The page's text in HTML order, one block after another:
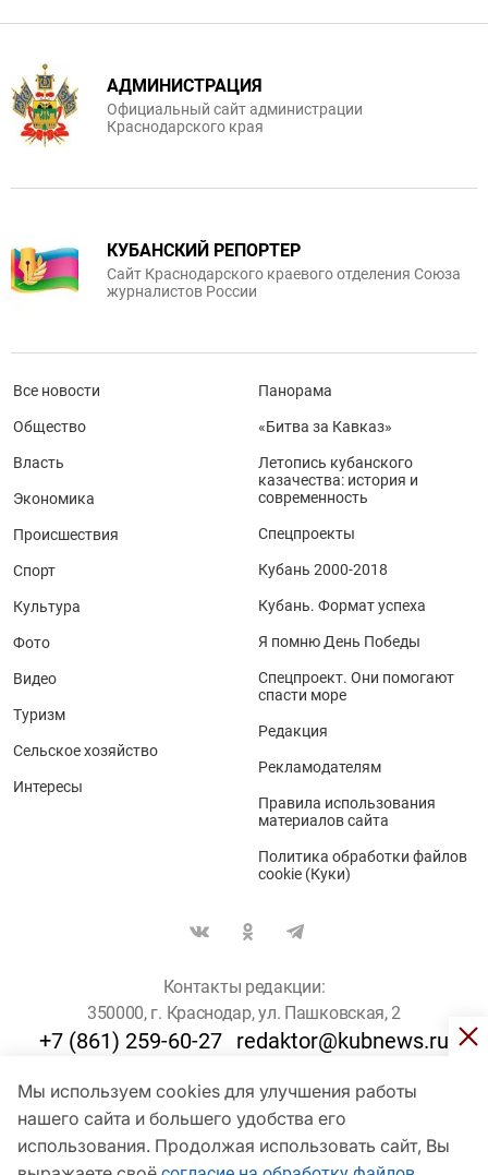
Мы используем cookies для улучшения работы
нашего сайта и большего удобства его
использования. Продолжая использовать сайт, Вы
АДМИНИСТРАЦИЯ
Официальный сайт администрации
Краснодарского края
КУБАНСКИЙ РЕПОРТЕР
Сайт Краснодарского краевого отделения Союза
журналистов России
Все новости
Общество
Власть
Экономика
Происшествия
Спорт
Культура
Фото
Видео
Туризм
Сельское хозяйство
Интересы
Панорама
«Битва за Кавказ»
Летопись кубанского
казачества: история и
современность
Спецпроекты
Кубань 2000-2018
Кубань. Формат успеха
Я помню День Победы
Спецпроект. Они помогают
спасти море
Редакция
Рекламодателям
Правила использования
материалов сайта
Политика обработки файлов
cookie (Куки)
Контакты редакции:
350000, г. Краснодар, ул. Пашковская, 2
+7 (861) 259-60-27 redaktor@kubnews.ru
Для пользователей старше 16 лет
© Кубанские Новости, 2017
Сетевое издание «kubnews» зарегистрировано Федеральной